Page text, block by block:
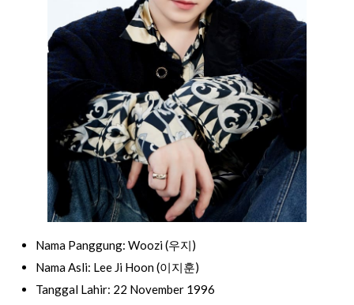
Nama Panggung: Woozi (우지)
Nama Asli: Lee Ji Hoon (이지훈)
Tanggal Lahir: 22 November 1996